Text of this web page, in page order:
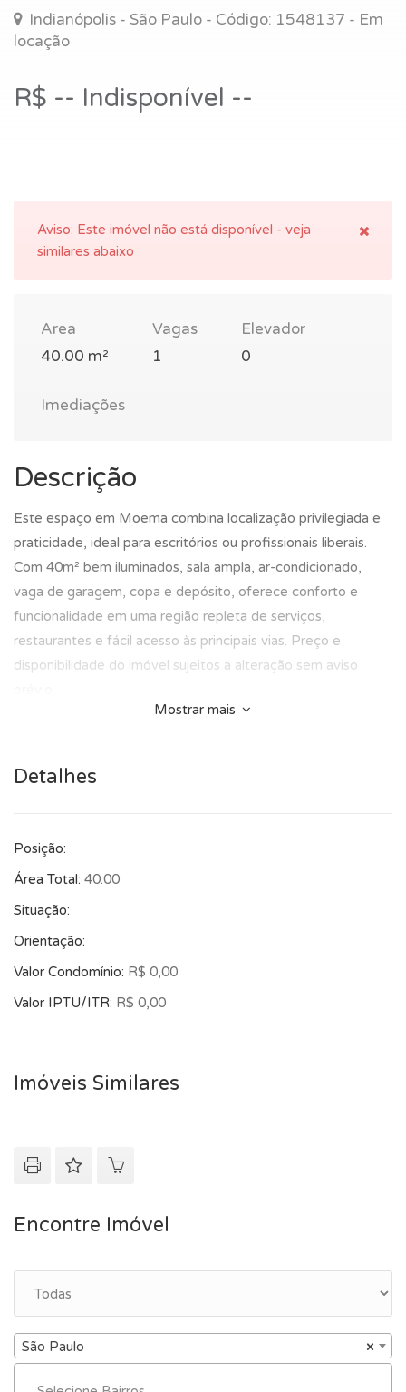
Indianópolis - São Paulo - Código: 1548137 - Em
locação
R$ -- Indisponível --
Aviso: Este imóvel não está disponível - veja
similares abaixo
Area
40.00 m²
Vagas
1
Elevador
0
Imediações
Descrição
Este espaço em Moema combina localização privilegiada e
praticidade, ideal para escritórios ou profissionais liberais.
Com 40m² bem iluminados, sala ampla, ar-condicionado,
vaga de garagem, copa e depósito, oferece conforto e
funcionalidade em uma região repleta de serviços,
restaurantes e fácil acesso às principais vias. Preço e
disponibilidade do imóvel sujeitos a alteração sem aviso
Mostrar mais
Detalhes
Posição:
Área Total: 40.00
Situação:
Orientação:
Valor Condomínio: R$ 0,00
Valor IPTU/ITR: R$ 0,00
Imóveis Similares
Encontre Imóvel
×
São Paulo